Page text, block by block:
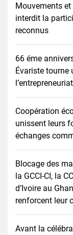
Mouvements et
interdit la
reconnus
66 éme
Évariste tourne
Coopération
unissent leurs
échanges
Blocage des
la GCCI-CI, la
d’Ivoire au
renforcent leur
Avant la